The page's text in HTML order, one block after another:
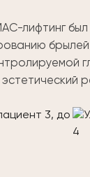
лифтинг был